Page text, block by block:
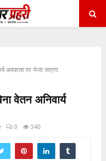
अवकाश पर भेजा जाएगा
वेतन अनिवार्य
0 340